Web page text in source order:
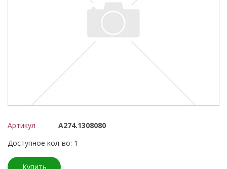
Артикул
А274.1308080
Доступное кол-во: 1
Купить